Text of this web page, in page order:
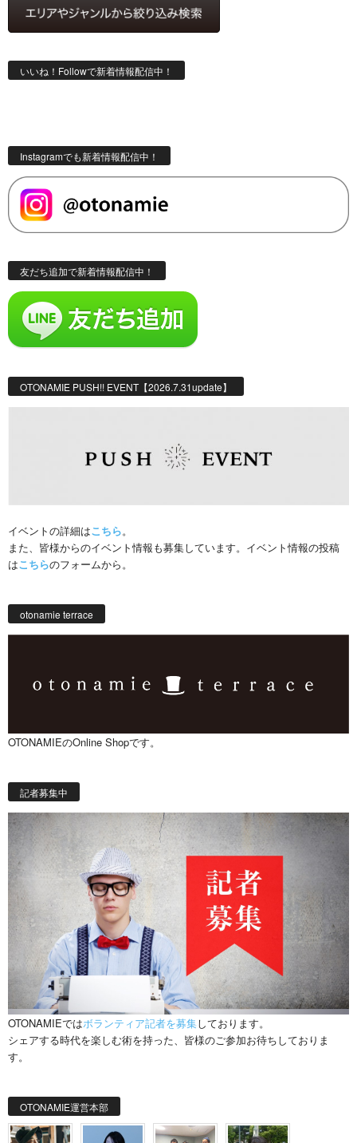
いいね！Followで新着情報配信中！
Instagramでも新着情報配信中！
友だち追加で新着情報配信中！
OTONAMIE PUSH!! EVENT【2026.7.31update】
イベントの詳細はこちら。
また、皆様からのイベント情報も募集しています。イベント情報の投稿
はこちらのフォームから。
otonamie terrace
OTONAMIEのOnline Shopです。
記者募集中
OTONAMIEではボランティア記者を募集しております。
シェアする時代を楽しむ術を持った、皆様のご参加お待ちしておりま
す。
OTONAMIE運営本部